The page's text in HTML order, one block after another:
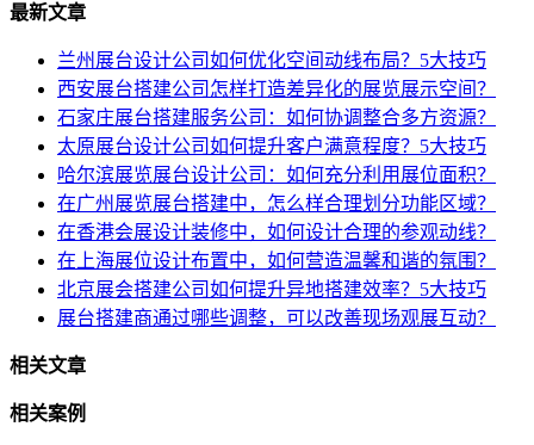
最新文章
兰州展台设计公司如何优化空间动线布局？5大技巧
西安展台搭建公司怎样打造差异化的展览展示空间？
石家庄展台搭建服务公司：如何协调整合多方资源？
太原展台设计公司如何提升客户满意程度？5大技巧
哈尔滨展览展台设计公司：如何充分利用展位面积？
在广州展览展台搭建中，怎么样合理划分功能区域？
在香港会展设计装修中，如何设计合理的参观动线？
在上海展位设计布置中，如何营造温馨和谐的氛围？
北京展会搭建公司如何提升异地搭建效率？5大技巧
展台搭建商通过哪些调整，可以改善现场观展互动？
相关文章
相关案例